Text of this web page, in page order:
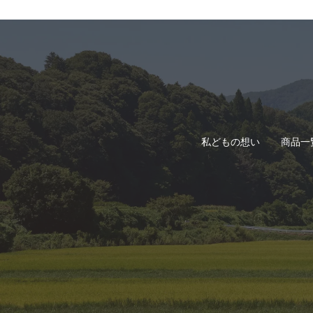
私どもの想い 商品一